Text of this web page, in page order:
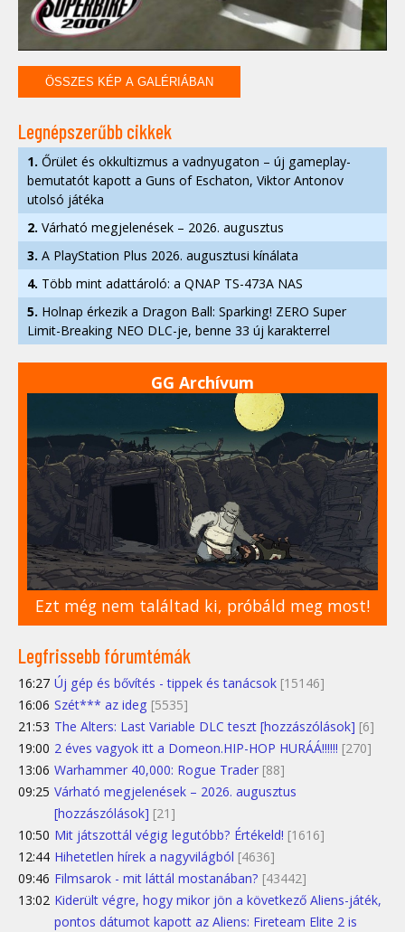
ÖSSZES KÉP A GALÉRIÁBAN
Legnépszerűbb cikkek
1. Őrület és okkultizmus a vadnyugaton – új gameplay-
bemutatót kapott a Guns of Eschaton, Viktor Antonov
utolsó játéka
2. Várható megjelenések – 2026. augusztus
3. A PlayStation Plus 2026. augusztusi kínálata
4. Több mint adattároló: a QNAP TS-473A NAS
5. Holnap érkezik a Dragon Ball: Sparking! ZERO Super
Limit-Breaking NEO DLC-je, benne 33 új karakterrel
GG Archívum
Ezt még nem találtad ki, próbáld meg most!
Legfrissebb fórumtémák
16:27 Új gép és bővítés - tippek és tanácsok [15146]
16:06 Szét*** az ideg [5535]
21:53 The Alters: Last Variable DLC teszt [hozzászólások] [6]
19:00 2 éves vagyok itt a Domeon.HIP-HOP HURÁÁ!!!!!! [270]
13:06 Warhammer 40,000: Rogue Trader [88]
09:25 Várható megjelenések – 2026. augusztus
[hozzászólások] [21]
10:50 Mit játszottál végig legutóbb? Értékeld! [1616]
12:44 Hihetetlen hírek a nagyvilágból [4636]
09:46 Filmsarok - mit láttál mostanában? [43442]
13:02 Kiderült végre, hogy mikor jön a következő Aliens-játék,
pontos dátumot kapott az Aliens: Fireteam Elite 2 is